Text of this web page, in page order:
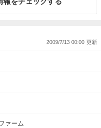
2009/7/13 00:00
ァーム